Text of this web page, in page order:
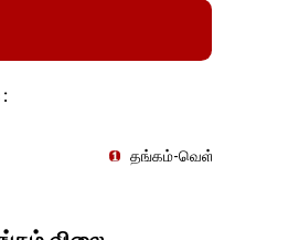
:
தங்கம்-வெள்ளி விலை